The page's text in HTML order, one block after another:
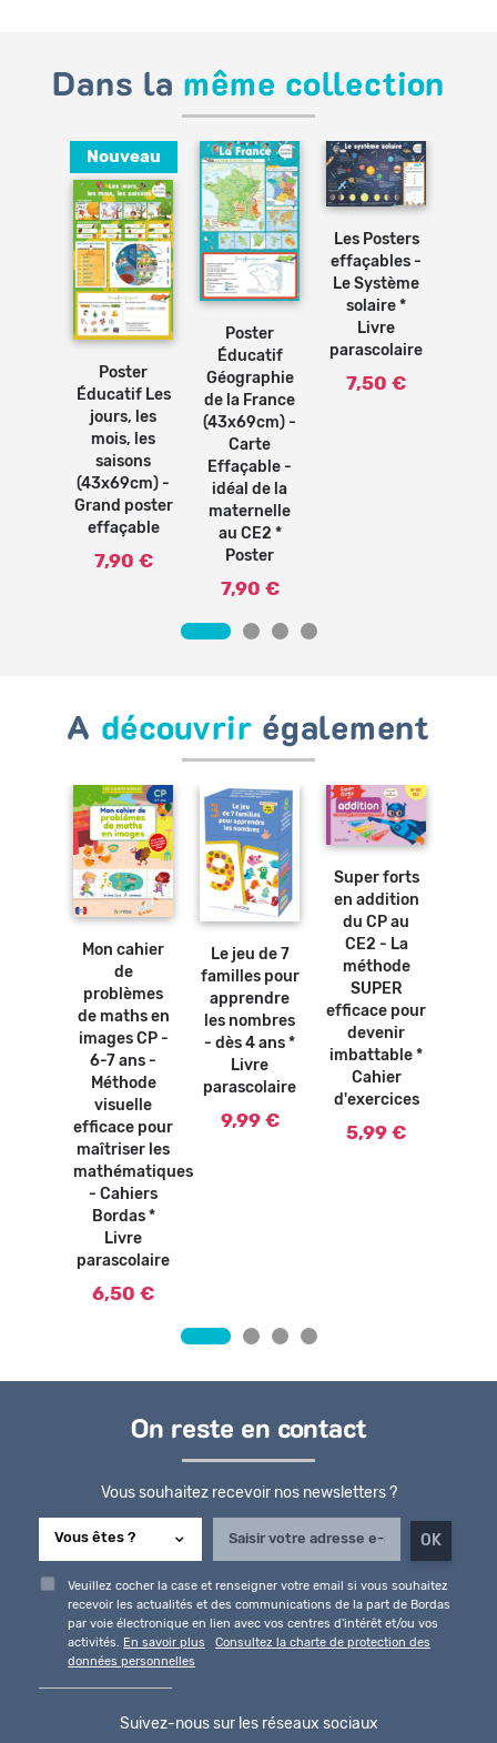
Dans la même collection
Nouveau
Ajouter
au
Poster
Éducatif Les
jours, les
mois, les
saisons
(43x69cm) -
Grand poster
effaçable
7,90 €
Ajouter
au
Poster
Éducatif
Géographie
de la France
(43x69cm) -
Carte
Effaçable -
idéal de la
maternelle
au CE2 *
Poster
7,90 €
Ajouter
au
Les Posters
effaçables -
Le Système
solaire *
Livre
parascolaire
7,50 €
A découvrir également
Ajouter
au
Mon cahier
de
problèmes
de maths en
images CP -
6-7 ans -
Méthode
visuelle
efficace pour
maîtriser les
mathématiques
- Cahiers
Bordas *
Livre
parascolaire
6,50 €
Ajouter
au
Le jeu de 7
familles pour
apprendre
les nombres
- dès 4 ans *
Livre
parascolaire
9,99 €
Ajouter
au
Super forts
en addition
du CP au
CE2 - La
méthode
SUPER
efficace pour
devenir
imbattable *
Cahier
d'exercices
5,99 €
On reste en contact
Vous souhaitez recevoir nos newsletters ?
Veuillez cocher la case et renseigner votre email si vous souhaitez
recevoir les actualités et des communications de la part de Bordas
par voie électronique en lien avec vos centres d'intérêt et/ou vos
activités.
En savoir plus
Consultez la charte de protection des
données personnelles
Suivez-nous sur les réseaux sociaux